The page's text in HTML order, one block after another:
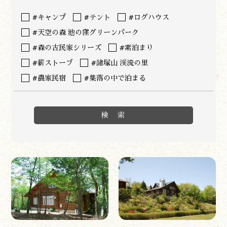
#キャンプ #テント #ログハウス
#天空の森 池の窪グリーンパーク
#森の古民家シリーズ #素泊まり
#薪ストーブ #諸塚山 渓流の里
#農家民宿 #集落の中で泊まる
作る
食べる
観る
神楽情報
森の風の記憶
アクセス
お問い合わせ
諸塚村観光協会について